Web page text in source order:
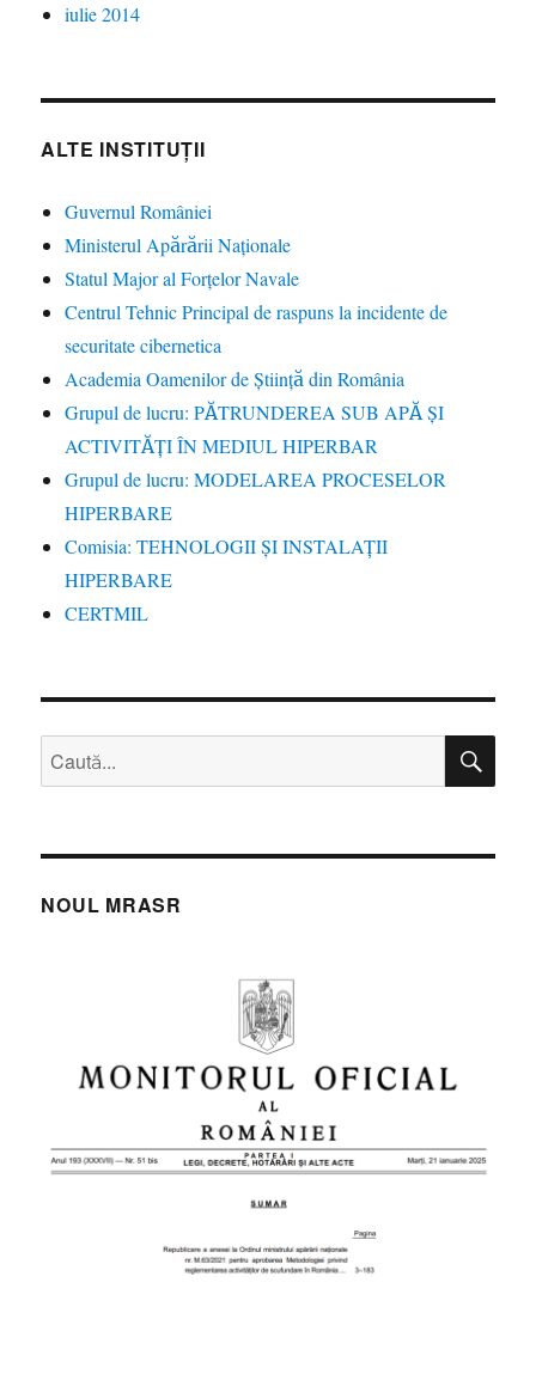
iulie 2014
ALTE INSTITUȚII
Guvernul României
Ministerul Apărării Naționale
Statul Major al Forțelor Navale
Centrul Tehnic Principal de raspuns la incidente de
securitate cibernetica
Academia Oamenilor de Știință din România
Grupul de lucru: PĂTRUNDEREA SUB APĂ ŞI
ACTIVITĂŢI ÎN MEDIUL HIPERBAR
Grupul de lucru: MODELAREA PROCESELOR
HIPERBARE
Comisia: TEHNOLOGII ȘI INSTALAȚII
HIPERBARE
CERTMIL
Caută
după:
NOUL MRASR